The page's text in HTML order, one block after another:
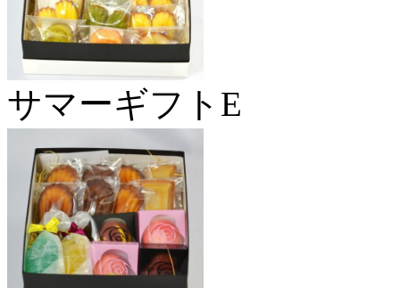
サマーギフトE